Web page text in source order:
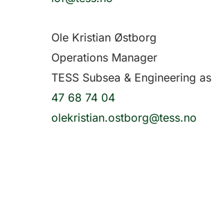
Ole Kristian Østborg
Operations Manager
TESS Subsea & Engineering as
47 68 74 04
olekristian.ostborg@tess.no